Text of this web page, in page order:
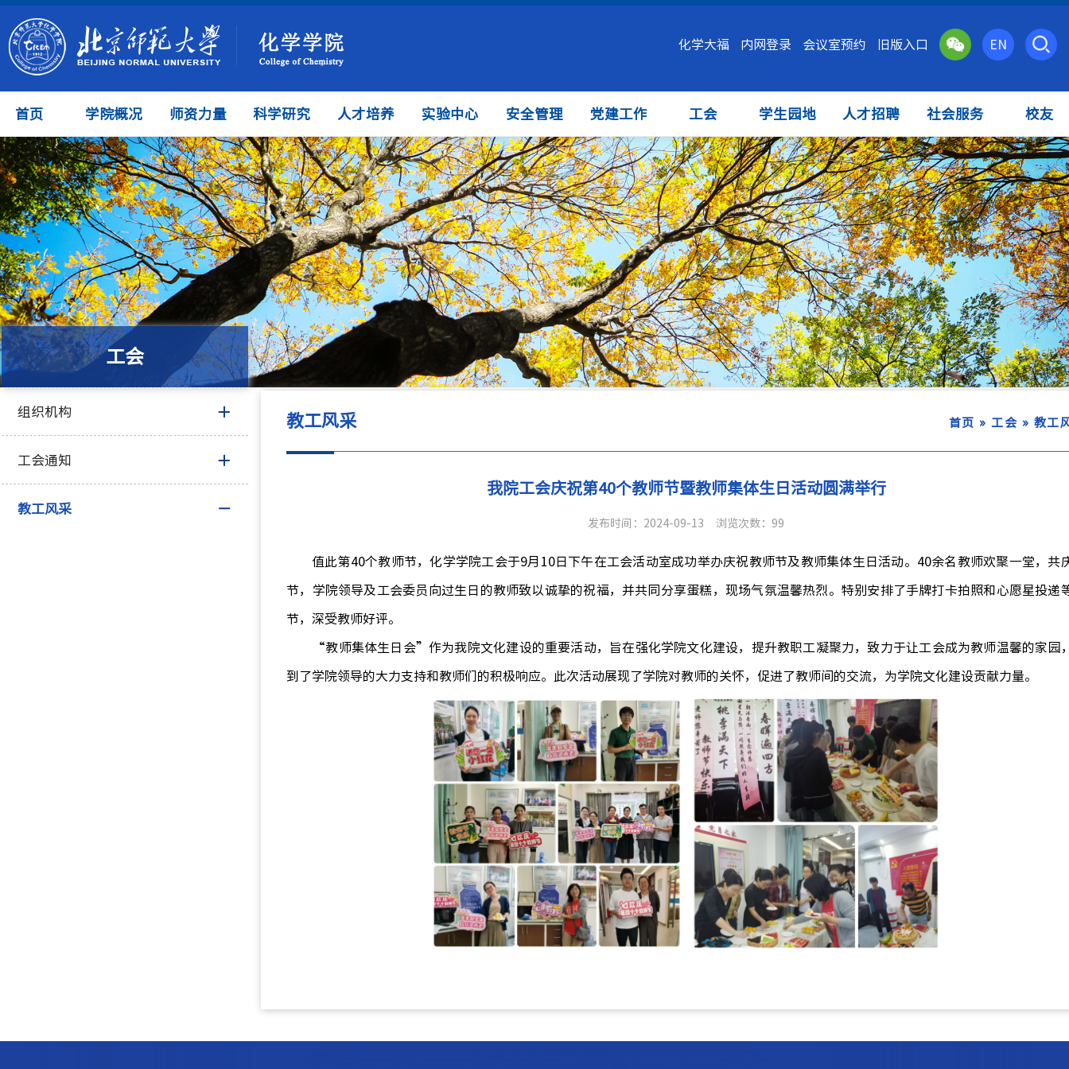
首页 学院概况 师资力量 科学研究 人才培养 实验中心 安全管理 党建工作 工会 学生园地 人才招聘 社会服务 校友
化学大福 内网登录 会议室预约 旧版入口 EN
工会
组织机构
工会通知
教工风采
教工风采 首页 » 工会 » 教工
我院工会庆祝第40个教师节暨教师集体生日活动圆满举行
发布时间：2024-09-13 浏览次数： 99
值此第40个教师节，化学学院工会于9月 10日下午在工会活动室成功举办庆祝教师节及教师集体生日活动。 40余名教师欢聚一堂，共
节， 学院领导及工会委员向过生日的教师致以诚挚的祝福，并共同分享蛋糕，现场气氛温馨热烈。特别安排了手牌打卡拍照和心愿星投递
节，深受教师好评。
“教师集体生日会” 作为我院文化建设的重要活动， 旨在强化学院文化建设，提升教职工凝聚力， 致力于让工会成为教师温馨的家园
到了学院领导的大力支持和教师们的积极响应。 此次活动展现了学院对教师的关怀，促进了教师间的交流，为学院文化建设贡献力量。